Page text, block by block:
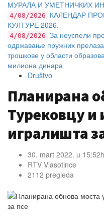
МУРАЛА И УМЕТНИЧКИХ
4/08/2026
КАЛЕНДАР
КУЛТУРЕ 2026.
4/08/2026 За неуспели
одржавање пружних
трошкове у области
милиона динара
Društvo
Планирана
Турековцу и
игралишта
30. mart 2022. u 15:52h
RTV Vlasotince
2112 pregleda